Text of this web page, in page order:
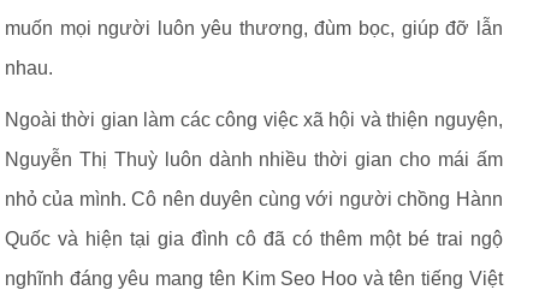
muốn mọi người luôn yêu thương, đùm bọc, giúp đỡ lẫn
nhau.
Ngoài thời gian làm các công việc xã hội và thiện nguyện,
Nguyễn Thị Thuỳ luôn dành nhiều thời gian cho mái ấm
nhỏ của mình. Cô nên duyên cùng với người chồng Hànn
Quốc và hiện tại gia đình cô đã có thêm một bé trai ngộ
nghĩnh đáng yêu mang tên Kim Seo Hoo và tên tiếng Việt